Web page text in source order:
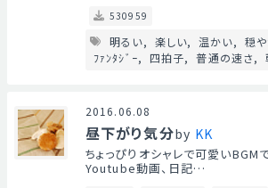
530959
明るい 楽しい 温かい 穏
ﾌｧﾝﾀｼﾞｰ
四拍子 普通の速さ
2016.06.08
昼下がり気分by KK
ちょっぴりオシャレで可愛いBGMで
Youtube動画、日記…